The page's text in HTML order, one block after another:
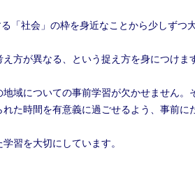
「社会」の枠を身近なことから少しずつ
方が異なる、という捉え方を身につけま
域についての事前学習が欠かせません。
た時間を有意義に過ごせるよう、事前に
習を大切にしています。